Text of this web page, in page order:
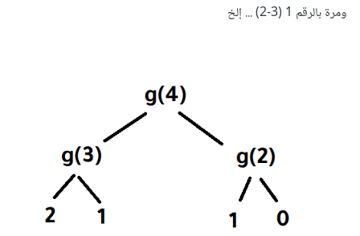
ومرة بالرقم 1 (3-2) ... إلخ